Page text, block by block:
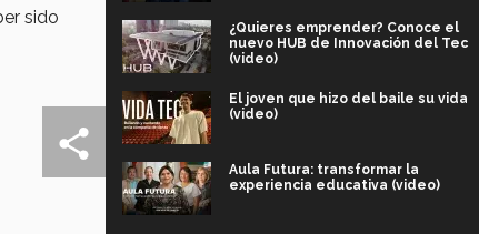
sido
¿Quieres emprender? Conoce el
nuevo HUB de Innovación del Tec
(video)
El joven que hizo del baile su vida
(video)
Aula Futura: transformar la
experiencia educativa (video)